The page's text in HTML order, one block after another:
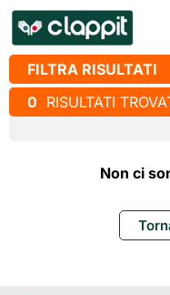
FILTRA RISULTATI
0 RISULTATI
Non ci